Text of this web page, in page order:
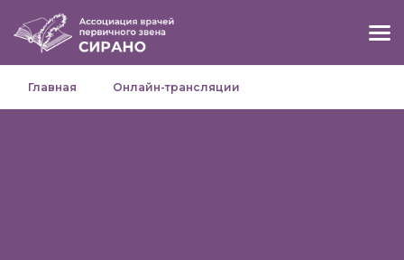
Главная Онлайн-трансляции